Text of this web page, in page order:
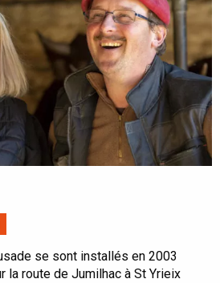
se sont installés en 2003
la route de Jumilhac à St Yrieix